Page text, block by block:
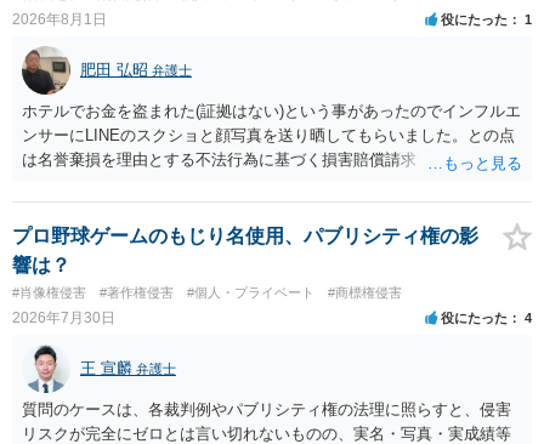
2026年8月1日 役にたった 1
肥田 弘昭 弁護士
ホテルでお金を盗まれた(証拠はない)という事があったのでインフルエ
ンサーにLINEのスクショと顔写真を送り晒してもらいました。との点
は名誉棄損を理由とする不法行為に基づく損害賠償請求（共同不法行
その人が会社を経営しているようで仕事が飛んだとのことでその分の
賠償金と8人分の従業員の年間利益を請求すると言われています。」で
の計算がすべて損害とならないかと思いますので、損害額で争っても
良いかと思います。ご参考にしてください。
プロ野球ゲームのもじり名使用、パブリシティ権の影
響は？
#肖像権侵害 #著作権侵害 #個人・プライベート #商標権侵害
2026年7月30日 役にたった 4
王 宣麟 弁護士
質問のケースは、各裁判例やパブリシティ権の法理に照らすと、侵害
リスクが完全にゼロとは言い切れないものの、実名・写真・実成績等